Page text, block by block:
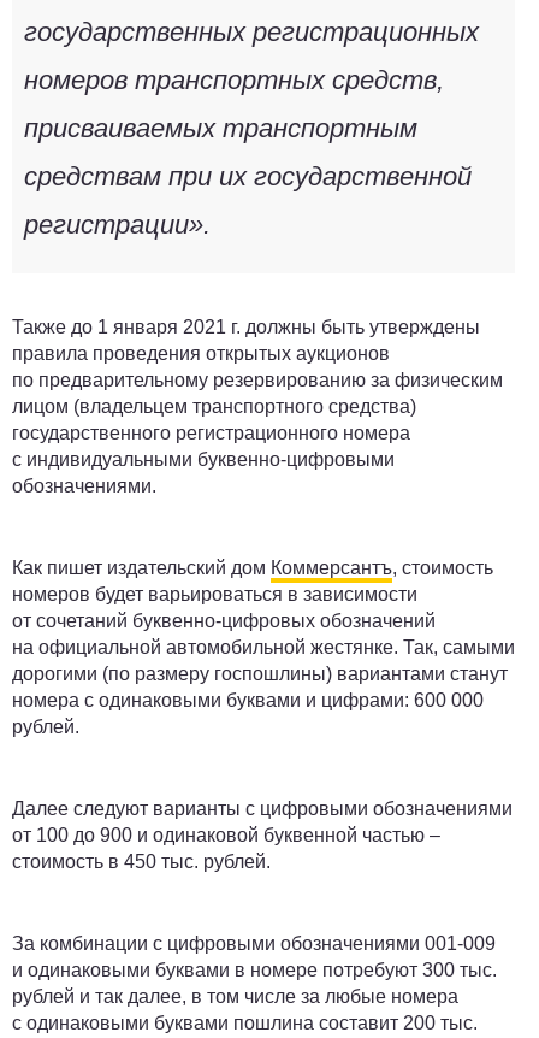
государственных регистрационных
номеров транспортных средств,
присваиваемых транспортным
средствам при их государственной
регистрации».
Также до 1 января 2021 г. должны быть утверждены
правила проведения открытых аукционов
по предварительному резервированию за физическим
лицом (владельцем транспортного средства)
государственного регистрационного номера
с индивидуальными буквенно-цифровыми
обозначениями.
Как пишет издательский дом Коммерсантъ, стоимость
номеров будет варьироваться в зависимости
от сочетаний буквенно-цифровых обозначений
на официальной автомобильной жестянке. Так, самыми
дорогими (по размеру госпошлины) вариантами станут
номера с одинаковыми буквами и цифрами: 600 000
рублей.
Далее следуют варианты с цифровыми обозначениями
от 100 до 900 и одинаковой буквенной частью –
стоимость в 450 тыс. рублей.
За комбинации с цифровыми обозначениями 001-009
и одинаковыми буквами в номере потребуют 300 тыс.
рублей и так далее, в том числе за любые номера
с одинаковыми буквами пошлина составит 200 тыс.